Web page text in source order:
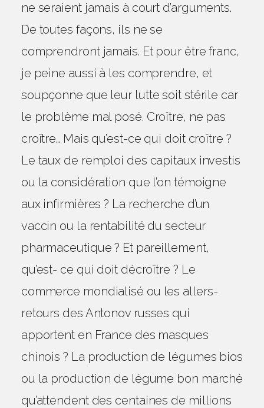
JOURNAL D’UN
PHILOSOPHE CONFINÉ (LA
LIBRE BELGIQUE, 2020)
ne seraient jamais à court d’arguments.
De toutes façons, ils ne se
comprendront jamais. Et pour être franc,
je peine aussi à les comprendre, et
soupçonne que leur lutte soit stérile car
le problème mal posé. Croître, ne pas
croître… Mais qu’est-ce qui doit croître ?
Le taux de remploi des capitaux investis
ou la considération que l’on témoigne
aux infirmières ? La recherche d’un
vaccin ou la rentabilité du secteur
pharmaceutique ? Et pareillement,
qu’est- ce qui doit décroître ? Le
commerce mondialisé ou les allers-
retours des Antonov russes qui
apportent en France des masques
chinois ? La production de légumes bios
ou la production de légume bon marché
qu’attendent des centaines de millions